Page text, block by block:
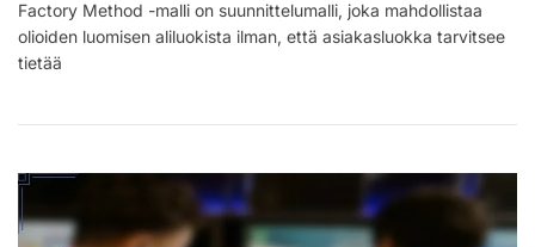
Method
-
Sovellukset
Factory Method -malli on suunnittelumalli, joka mahdollistaa
olioiden luomisen aliluokista ilman, että asiakasluokka tarvitsee
tietää